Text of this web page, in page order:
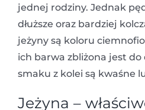
jednej rodziny. Jednak
dłuższe oraz bardziej
jeżyny są koloru
ich barwa zbliżona jest
smaku z kolei są kwaśne
Jeżyna –